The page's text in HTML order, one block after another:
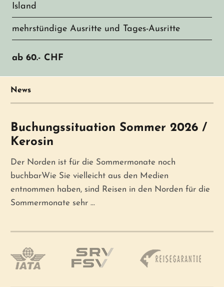
Island
mehrstündige Ausritte und Tages-Ausritte
ab 60.- CHF
News
Buchungssituation Sommer 2026 /
Kerosin
Der Norden ist für die Sommermonate noch
buchbarWie Sie vielleicht aus den Medien
entnommen haben, sind Reisen in den Norden für die
Sommermonate sehr ...